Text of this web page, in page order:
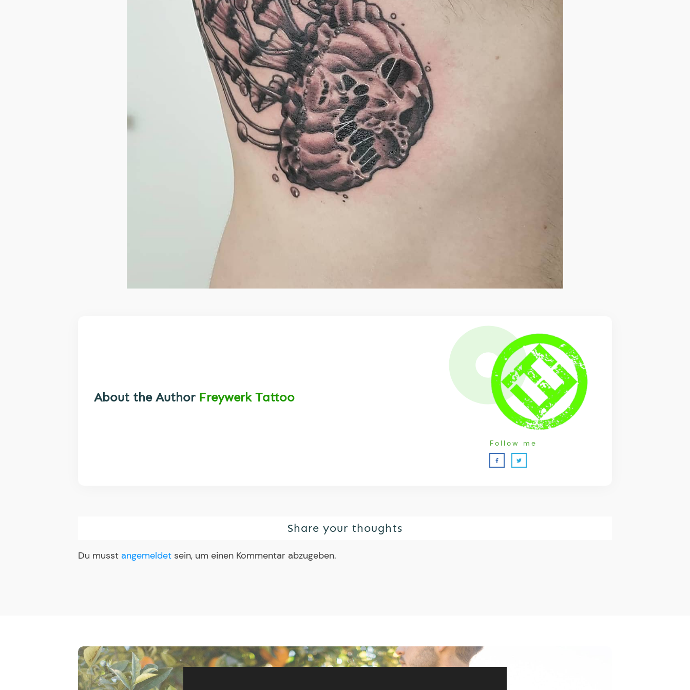
About the Author Freywerk Tattoo
Follow me
Share your thoughts
Du musst angemeldet sein, um einen Kommentar abzugeben.